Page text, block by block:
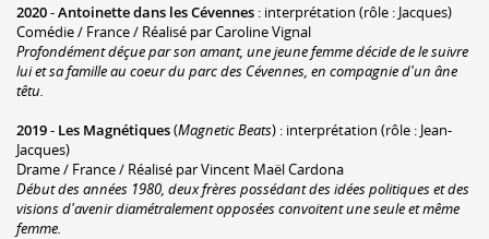
2020-Antoinette dans les Cévennes : interprétation (rôle : Jacques)
Comédie / France / Réalisé par Caroline Vignal
Profondément déçue par son amant, une jeune femme décide de le suivre
lui et sa famille au coeur du parc des Cévennes, en compagnie d'un âne
têtu.
2019- Les Magnétiques(Magnetic Beats) : interprétation (rôle : Jean-
Jacques)
Drame / France / Réalisé par Vincent Maël Cardona
Début des années 1980, deux frères possédant des idées politiques et des
visions d'avenir diamétralement opposées convoitent une seule et même
femme.